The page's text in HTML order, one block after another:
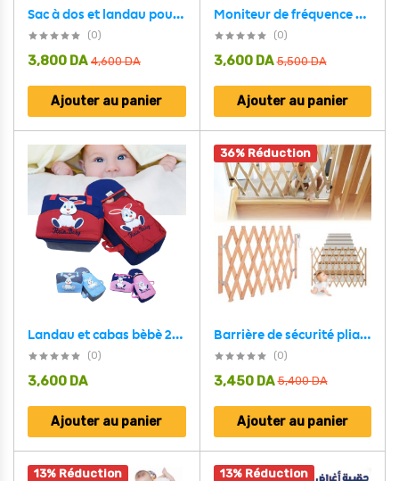
Sac à dos et landau pour bébé pliable 3in1
(0)
4,600DA
3,800 DA
Ajouter au panier
Moniteur de fréquence cardiaque fœtale – جهاز لمراقبة نبضات قلب الجنين
(0)
5,500DA
3,600 DA
Ajouter au panier
Landau et cabas bèbè 2en1dessin animè 3D
(0)
3,600 DA
Ajouter au panier
36% Réduction
Barrière de sécurité pliable en bois pour Enfant – حاجز حماية للأطفال متعدد الإستعمالات
(0)
5,400DA
3,450 DA
Ajouter au panier
13% Réduction 13% Réduction